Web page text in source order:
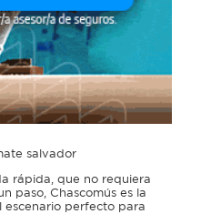
salvador
rápida, que no requiera
paso, Chascomús es la
escenario perfecto para